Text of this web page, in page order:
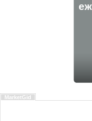
MarketGid